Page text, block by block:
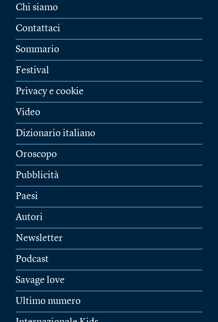
Chi siamo
Contattaci
Sommario
Festival
Privacy e cookie
Video
Dizionario italiano
Oroscopo
Pubblicità
Paesi
Autori
Newsletter
Podcast
Savage love
Ultimo numero